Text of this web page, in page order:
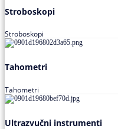
Stroboskopi
Stroboskopi
Tahometri
Tahometri
Ultrazvučni instrumenti